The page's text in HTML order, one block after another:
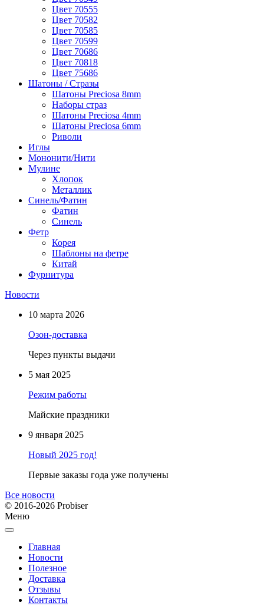
Цвет 70555
Цвет 70582
Цвет 70585
Цвет 70599
Цвет 70686
Цвет 70818
Цвет 75686
Шатоны / Стразы
Шатоны Preciosa 8mm
Наборы страз
Шатоны Preciosa 4mm
Шатоны Preciosa 6mm
Риволи
Иглы
Мононити/Нити
Мулине
Хлопок
Металлик
Синель/Фатин
Фатин
Синель
Фетр
Корея
Шаблоны на фетре
Китай
Фурнитура
Новости
10 марта 2026
Озон-доставка
Через пункты выдачи
5 мая 2025
Режим работы
Майские праздники
9 января 2025
Новый 2025 год!
Первые заказы года уже получены
Все новости
© 2016-2026 Probiser
Меню
Главная
Новости
Полезное
Доставка
Отзывы
Контакты